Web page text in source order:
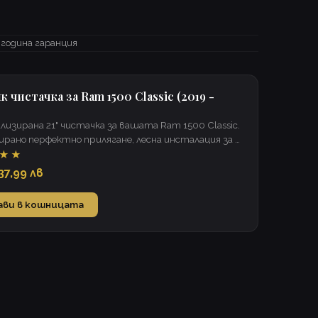
година гаранция
чистачка за Ram 1500 Classic (2019 -
21" чистачка за вашата Ram 1500 Classic.
перфектно прилягане, лесна инсталация за 2
видимост при всякакви условия.
лв
в кошницата